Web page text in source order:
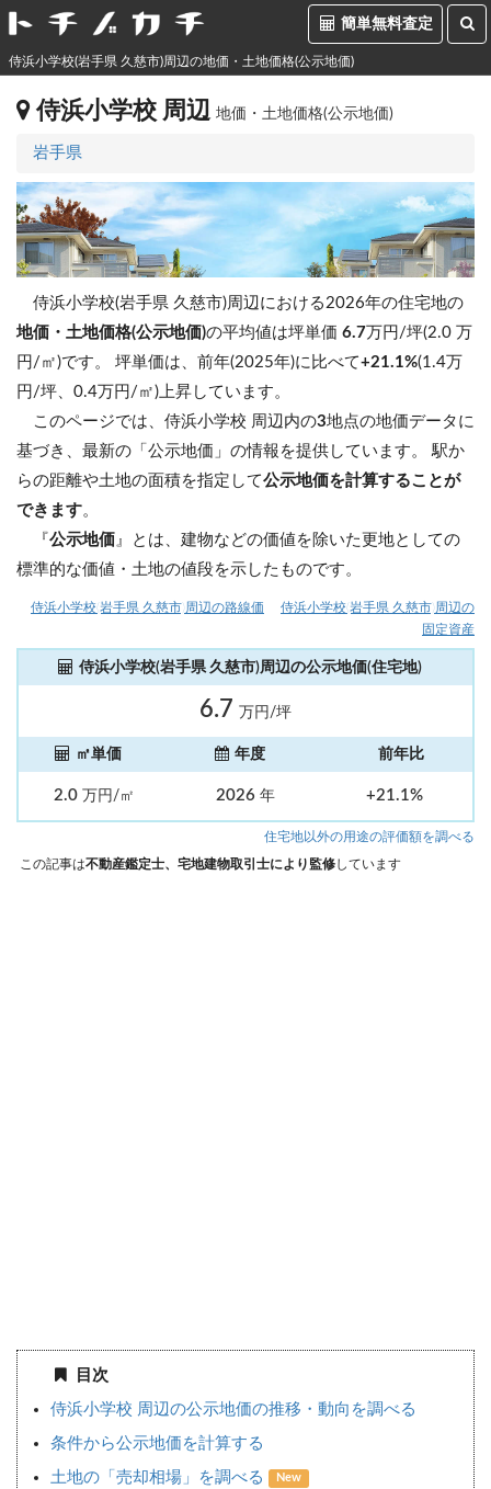
簡単無料査定
侍浜小学校(岩手県 久慈市)周辺の地価・土地価格(公示地価)
侍浜小学校 周辺 地価・土地価格(公示地価)
岩手県
侍浜小学校(岩手県 久慈市)周辺における2026年の住宅地の
地価・土地価格(公示地価)の平均値は坪単価 6.7万円/坪(2.0 万
円/㎡)です。 坪単価は、前年(2025年)に比べて+21.1%(1.4万
円/坪、0.4万円/㎡)上昇しています。
このページでは、侍浜小学校 周辺内の3地点の地価データに
基づき、最新の「公示地価」の情報を提供しています。 駅か
らの距離や土地の面積を指定して公示地価を計算することが
できます。
『公示地価 』とは、建物などの価値を除いた更地としての
標準的な価値・土地の値段を示したものです。
侍浜小学校(岩手県 久慈市)周辺の路線価
侍浜小学校(岩手県 久慈市)周辺の
固定資産
侍浜小学校(岩手県 久慈市)周辺の公示地価(住宅地)
6.7 万円/坪
㎡単価 年度 前年比
2.0 万円/㎡ 2026 年 +21.1%
住宅地以外の用途の評価額を調べる
この記事は不動産鑑定士、宅地建物取引士により監修しています
目次
侍浜小学校 周辺の公示地価の推移・動向を調べる
条件から公示地価を計算する
土地の「売却相場」を調べる New